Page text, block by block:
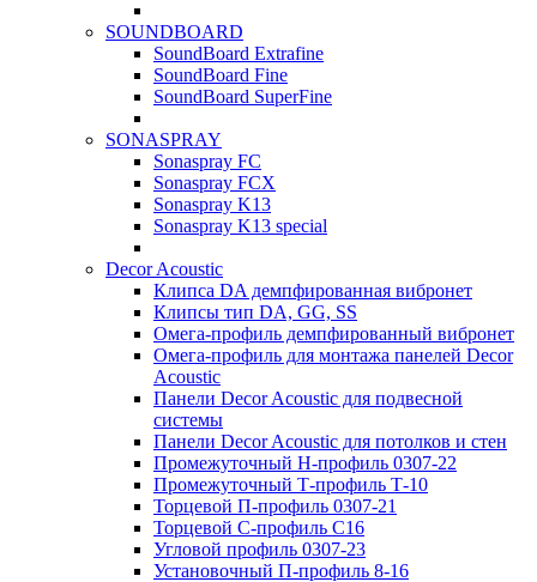
SOUNDBOARD
SoundBoard Extrafine
SoundBoard Fine
SoundBoard SuperFine
SONASPRAY
Sonaspray FC
Sonaspray FCX
Sonaspray K13
Sonaspray K13 special
Decor Acoustic
Клипса DA демпфированная вибронет
Клипсы тип DA, GG, SS
Омега-профиль демпфированный вибронет
Омега-профиль для монтажа панелей Decor
Acoustic
Панели Decor Acoustic для подвесной
системы
Панели Decor Acoustic для потолков и стен
Промежуточный Н-профиль 0307-22
Промежуточный Т-профиль Т-10
Торцевой П-профиль 0307-21
Торцевой С-профиль С16
Угловой профиль 0307-23
Установочный П-профиль 8-16